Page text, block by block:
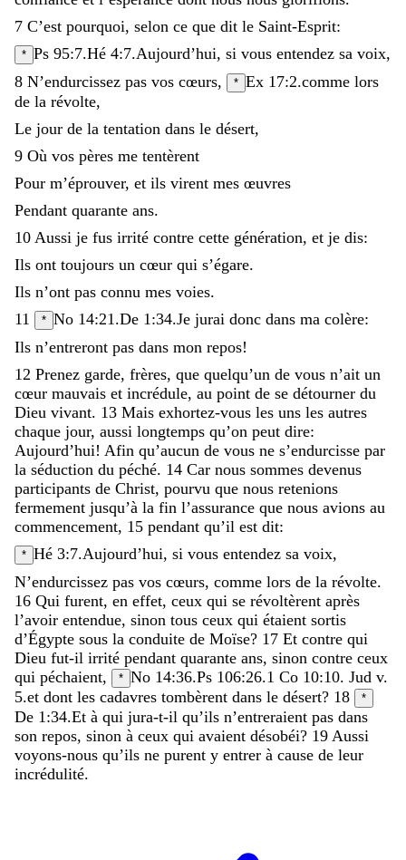
7 C’est pourquoi, selon ce que dit le Saint-Esprit:
* Ps 95:7.Hé 4:7.Aujourd’hui, si vous entendez sa voix,
8 N’endurcissez pas vos cœurs, * Ex 17:2.comme lors
de la révolte,
Le jour de la tentation dans le désert,
9 Où vos pères me tentèrent
Pour m’éprouver, et ils virent mes œuvres
Pendant quarante ans.
10 Aussi je fus irrité contre cette génération, et je dis:
Ils ont toujours un cœur qui s’égare.
Ils n’ont pas connu mes voies.
11
* No 14:21 .De 1:34.Je jurai donc dans ma colère:
Ils n’entreront pas dans mon repos!
12 Prenez garde, frères, que quelqu’un de vous n’ait un
cœur mauvais et incrédule, au point de se détourner du
Dieu vivant. 13 Mais exhortez-vous les uns les autres
chaque jour, aussi longtemps qu’on peut dire:
Aujourd’hui! Afin qu’aucun de vous ne s’endurcisse par
la séduction du péché. 14 Car nous sommes devenus
participants de Christ, pourvu que nous retenions
fermement jusqu’à la fin l’assurance que nous avions au
commencement, 15 pendant qu’il est dit:
* Hé 3:7.Aujourd’hui, si vous entendez sa voix,
N’endurcissez pas vos cœurs, comme lors de la révolte.
16 Qui furent, en effet, ceux qui se révoltèrent après
l’avoir entendue, sinon tous ceux qui étaient sortis
d’Égypte sous la conduite de Moïse? 17 Et contre qui
Dieu fut-il irrité pendant quarante ans, sinon contre ceux
qui péchaient, * No 14:36.Ps 106:26.1 Co 10:10. Jud v.
5.et dont les cadavres tombèrent dans le désert? 18 *
De 1:34.Et à qui jura-t-il qu’ils n’entreraient pas dans
son repos, sinon à ceux qui avaient désobéi? 19 Aussi
voyons-nous qu’ils ne purent y entrer à cause de leur
incrédulité.